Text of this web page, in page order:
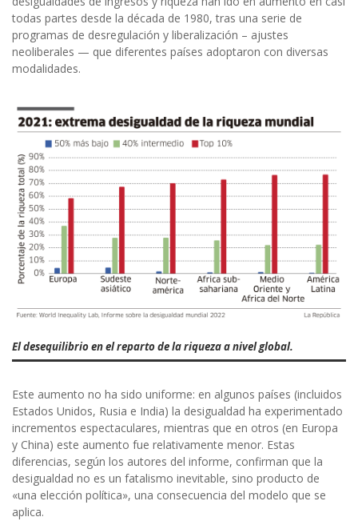
todas partes desde la década de 1980, tras una serie de
programas de desregulación y liberalización – ajustes
neoliberales — que diferentes países adoptaron con diversas
modalidades.
El desequilibrio en el reparto de la riqueza a nivel global.
Este aumento no ha sido uniforme: en algunos países (incluidos
Estados Unidos, Rusia e India) la desigualdad ha experimentado
incrementos espectaculares, mientras que en otros (en Europa
y China) este aumento fue relativamente menor. Estas
diferencias, según los autores del informe, confirman que la
desigualdad no es un fatalismo inevitable, sino producto de
«una elección política», una consecuencia del modelo que se
aplica.